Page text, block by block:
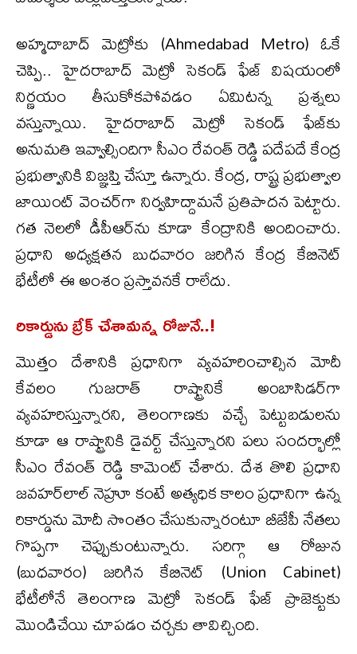
అహ్మదాబాద్ మెట్రోకు (Ahmedabad Metro) ఓకే
చెప్పి.. హైదరాబాద్ మెట్రో సెకండ్ ఫేజ్ విషయంలో
నిర్ణయం తీసుకోకపోవడం ఏమిటన్న ప్రశ్నలు
వస్తున్నాయి. హైదరాబాద్ మెట్రో సెకండ్ ఫేజ్‌కు
అనుమతి ఇవ్వాల్సిందిగా సీఎం రేవంత్ రెడ్డి పదేపదే కేంద్ర
ప్రభుత్వానికి విజ్ఞప్తి చేస్తూ ఉన్నారు. కేంద్ర, రాష్ట్ర ప్రభుత్వాల
జాయింట్ వెంచర్‌గా నిర్వహిద్దామనే ప్రతిపాదన పెట్టారు.
గత నెలలో డీపీఆర్‌ను కూడా కేంద్రానికి అందించారు.
ప్రధాని అధ్యక్షతన బుధవారం జరిగిన కేంద్ర కేబినెట్
భేటీలో ఈ అంశం ప్రస్తావనకే రాలేదు.
రికార్డును బ్రేక్ చేశామన్న రోజునే..!
మొత్తం దేశానికి ప్రధానిగా వ్యవహరించాల్సిన మోదీ
కేవలం గుజరాత్ రాష్ట్రానికే అంబాసిడర్‌గా
వ్యవహరిస్తున్నారని, తెలంగాణకు వచ్చే పెట్టుబడులను
కూడా ఆ రాష్ట్రానికి డైవర్ట్ చేస్తున్నారని పలు సందర్భాల్లో
సీఎం రేవంత్‌ రెడ్డి కామెంట్ చేశారు. దేశ తొలి ప్రధాని
జవహర్‌లాల్ నెహ్రూ కంటే అత్యధిక కాలం ప్రధానిగా ఉన్న
రికార్డును మోదీ సొంతం చేసుకున్నారంటూ బీజేపీ నేతలు
గొప్పగా చెప్పుకుంటున్నారు. సరిగ్గా ఆ రోజున
(బుధవారం) జరిగిన కేబినెట్ (Union Cabinet)
భేటీలోనే తెలంగాణ మెట్రో సెకండ్ ఫేజ్ ప్రాజెక్టుకు
మొండిచేయి చూపడం చర్చకు తావిచ్చింది.